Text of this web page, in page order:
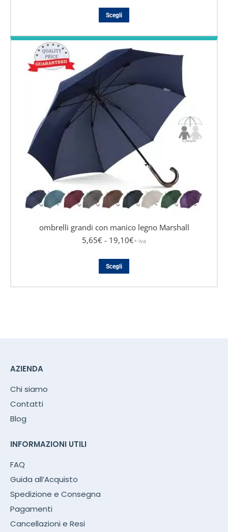
Scegli
prodotto
ha
più
varianti.
opzioni
essere
scelte
nella
pagina
prodotto
ombrelli grandi con manico legno Marshall
5,65€ - 19,10€+ iva
Scegli
prodotto
ha
AZIENDA
Chi siamo
Contatti
Blog
INFORMAZIONI UTILI
FAQ
Guida all’Acquisto
Spedizione e Consegna
Pagamenti
Cancellazioni e Resi